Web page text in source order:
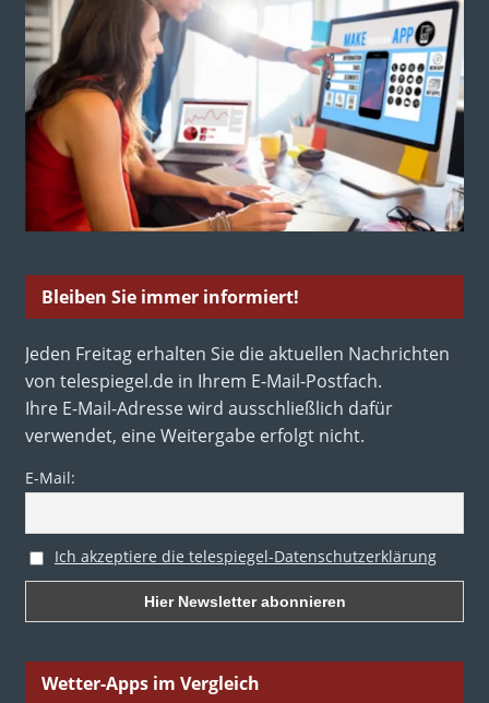
Bleiben Sie immer informiert!
Jeden Freitag erhalten Sie die aktuellen Nachrichten
von telespiegel.de in Ihrem E-Mail-Postfach.
Ihre E-Mail-Adresse wird ausschließlich dafür
verwendet, eine Weitergabe erfolgt nicht.
E-Mail:
Ich akzeptiere die telespiegel-Datenschutzerklärung
Wetter-Apps im Vergleich